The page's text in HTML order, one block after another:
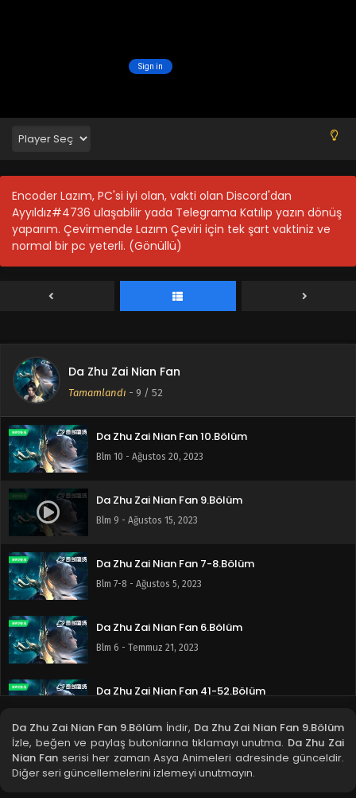
Encoder Lazım, PC'si iyi olan, vakti olan Discord'dan
Ayyıldız#4736 ulaşabilir yada Telegrama Katılıp yazın dönüş
yaparım. Çevirmende Lazım Çeviri için tek şart vaktiniz ve
normal bir pc yeterli. (Gönüllü)
Da Zhu Zai Nian Fan
Tamamlandı - 9 / 52
Blm 16 - Ekim 2, 2023
Da Zhu Zai Nian Fan 15.Bölüm
Blm 14 - Eylül 16, 2023
Da Zhu Zai Nian Fan 13.Bölüm
Blm 13 - Eylül 9, 2023
Da Zhu Zai Nian Fan 12.Bölüm
Da Zhu Zai Nian Fan 11.Bölüm
Blm 11 - Ağustos 26, 2023
Da Zhu Zai Nian Fan 10.Bölüm
Blm 10 - Ağustos 20, 2023
Da Zhu Zai Nian Fan 9.Bölüm
Blm 9 - Ağustos 15, 2023
Da Zhu Zai Nian Fan 7-8.Bölüm
Blm 7-8 - Ağustos 5, 2023
Da Zhu Zai Nian Fan 6.Bölüm
Blm 6 - Temmuz 21, 2023
Da Zhu Zai Nian Fan 41-52.Bölüm
Da Zhu Zai Nian Fan 31-40.Bölüm
Blm 31-40 - Temmuz 9, 2023
Da Zhu Zai Nian Fan 9.Bölüm İndir, Da Zhu Zai Nian Fan 9.Bölüm
İzle, beğen ve paylaş butonlarına tıklamayı unutma. Da Zhu Zai
Nian Fan serisi her zaman Asya Animeleri adresinde günceldir.
Diğer seri güncellemelerini izlemeyi unutmayın.